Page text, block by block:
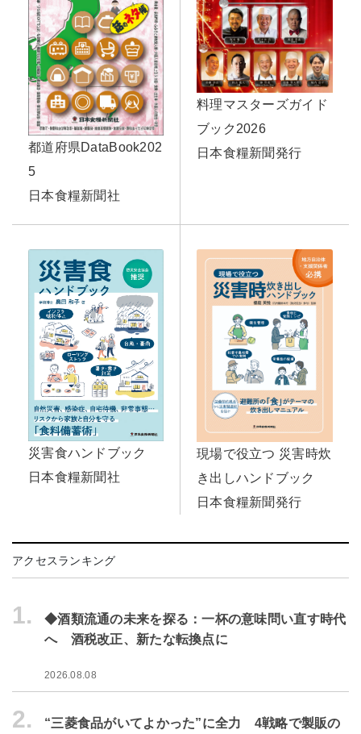
都道府県DataBook202
5
日本食糧新聞社
料理マスターズガイド
ブック2026
日本食糧新聞発行
災害食ハンドブック
日本食糧新聞社
現場で役立つ 災害時炊
き出しハンドブック
日本食糧新聞発行
アクセスランキング
1.
◆酒類流通の未来を探る：一杯の意味問い直す時代
へ 酒税改正、新たな転換点に
2026.08.08
2.
“三菱食品がいてよかった”に全力 4戦略で製販の